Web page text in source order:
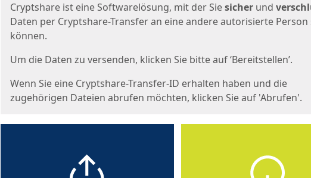
Cryptshare ist eine Softwarelösung, mit der Siesicher und
Daten per Cryptshare-Transfer an eine andere autorisierte Person
können.
Um die Daten zu versenden, klicken Sie bitte auf ‘Bereitstellen’.
Wenn Sie eine Cryptshare-Transfer-ID erhalten haben und die
zugehörigen Dateien abrufen möchten, klicken Sie auf 'Abrufen'.